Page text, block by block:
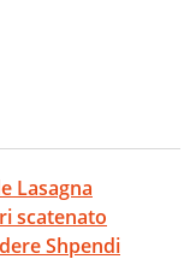
Lasagna
scatenato
Shpendi